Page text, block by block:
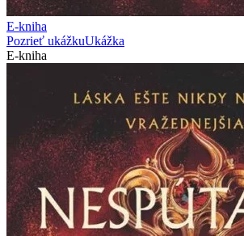
E-kniha
Pozrieť ukážkuUkážka
E-kniha